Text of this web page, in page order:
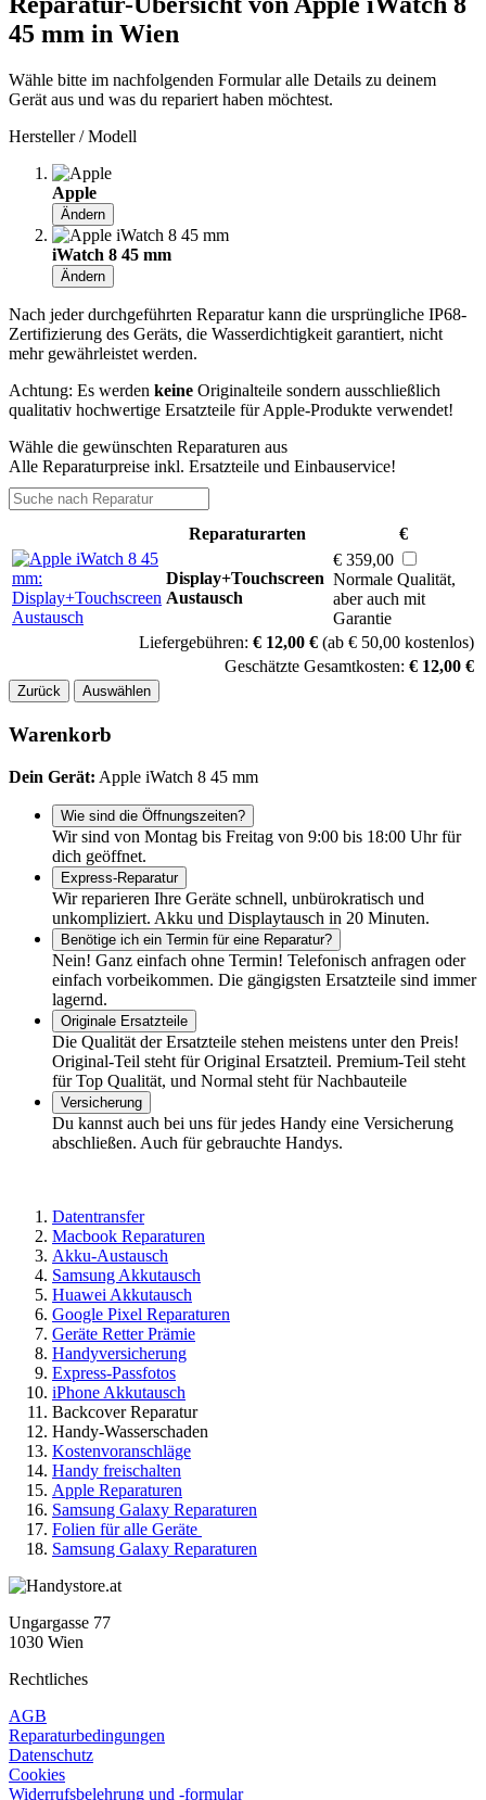
45 mm in Wien
Wähle bitte im nachfolgenden Formular alle Details zu deinem
Gerät aus und was du repariert haben möchtest.
Hersteller / Modell
Apple
Ändern
iWatch 8 45 mm
Ändern
Nach jeder durchgeführten Reparatur kann die ursprüngliche IP68-
Zertifizierung des Geräts, die Wasserdichtigkeit garantiert, nicht
mehr gewährleistet werden.
Achtung: Es werden keine Originalteile sondern ausschließlich
qualitativ hochwertige Ersatzteile für Apple-Produkte verwendet!
Wähle die gewünschten Reparaturen aus
Alle Reparaturpreise inkl. Ersatzteile und Einbauservice!
Reparaturarten €
Display+Touchscreen
Austausch
€ 359,00
Normale Qualität,
aber auch mit
Garantie
Liefergebühren: € 12,00 € (ab € 50,00 kostenlos)
Geschätzte Gesamtkosten: € 12,00 €
Zurück Auswählen
Warenkorb
Dein Gerät: Apple iWatch 8 45 mm
Wie sind die Öffnungszeiten?
Wir sind von Montag bis Freitag von 9:00 bis 18:00 Uhr für
dich geöffnet.
Express-Reparatur
Wir reparieren Ihre Geräte schnell, unbürokratisch und
unkompliziert. Akku und Displaytausch in 20 Minuten.
Benötige ich ein Termin für eine Reparatur?
Nein! Ganz einfach ohne Termin! Telefonisch anfragen oder
einfach vorbeikommen. Die gängigsten Ersatzteile sind immer
lagernd.
Originale Ersatzteile
Die Qualität der Ersatzteile stehen meistens unter den Preis!
Original-Teil steht für Original Ersatzteil. Premium-Teil steht
für Top Qualität, und Normal steht für Nachbauteile
Versicherung
Du kannst auch bei uns für jedes Handy eine Versicherung
abschließen. Auch für gebrauchte Handys.
Datentransfer
Macbook Reparaturen
Akku-Austausch
Samsung Akkutausch
Huawei Akkutausch
Google Pixel Reparaturen
Geräte Retter Prämie
Handyversicherung
Express-Passfotos
iPhone Akkutausch
Backcover Reparatur
Handy-Wasserschaden
Kostenvoranschläge
Handy freischalten
Apple Reparaturen
Samsung Galaxy Reparaturen
Folien für alle Geräte
Samsung Galaxy Reparaturen
Ungargasse 77
1030 Wien
Rechtliches
AGB
Reparaturbedingungen
Datenschutz
Cookies
Widerrufsbelehrung und -formular